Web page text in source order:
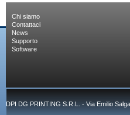
Chi siamo
Contattaci
News
Supporto
Software
DPI DG PRINTING S.R.L. - Via Emilio